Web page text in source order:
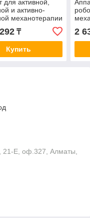
для активной,
и активно-
механотерапии
Moto MT050
₸
Купить
2
21-Е, оф.327, Алматы,